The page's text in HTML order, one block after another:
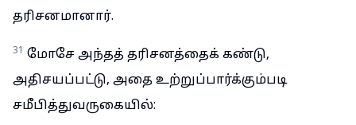
தரிசனமானார்.
31 மோசே அந்தத் தரிசனத்தைக் கண்டு,
அதிசயப்பட்டு, அதை உற்றுப்பார்க்கும்படி
சமீபித்துவருகையில்: